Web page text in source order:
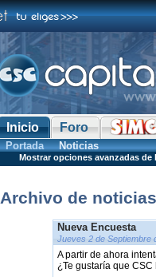
Inicio Foro
Portada Noticias
Mostrar opciones avanzadas de
Archivo de noticias
Nueva Encuesta
Jueves 2 de Septiembre
A partir de ahora
¿Te gustaría que